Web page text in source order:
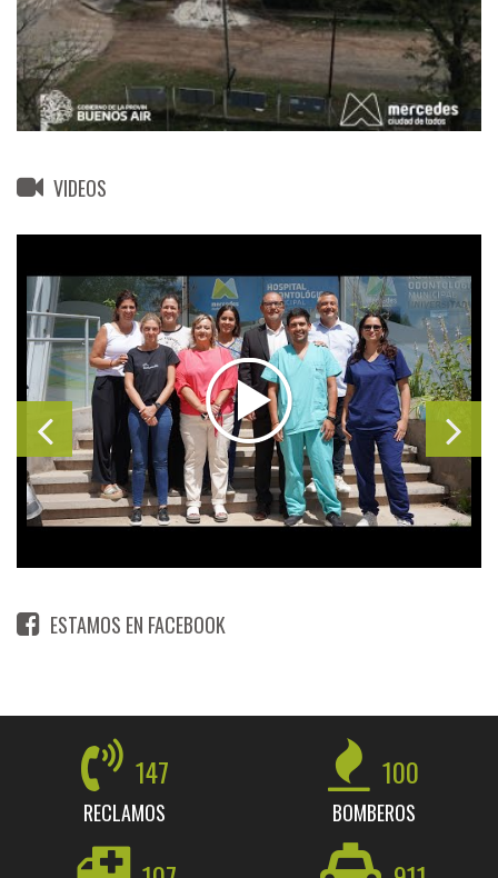
VIDEOS
ESTAMOS EN FACEBOOK
147
RECLAMOS
100
BOMBEROS